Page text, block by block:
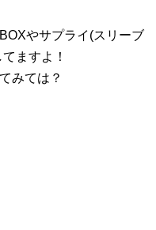
やサプライ(スリーブ
ますよ！
みては？